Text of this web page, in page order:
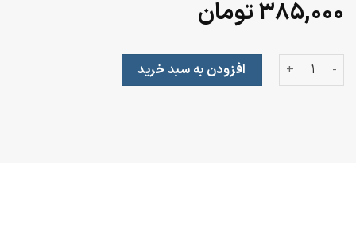
۳۸۵,۰۰۰تومان
قدرت حضور عدد افزودن به سبد خرید